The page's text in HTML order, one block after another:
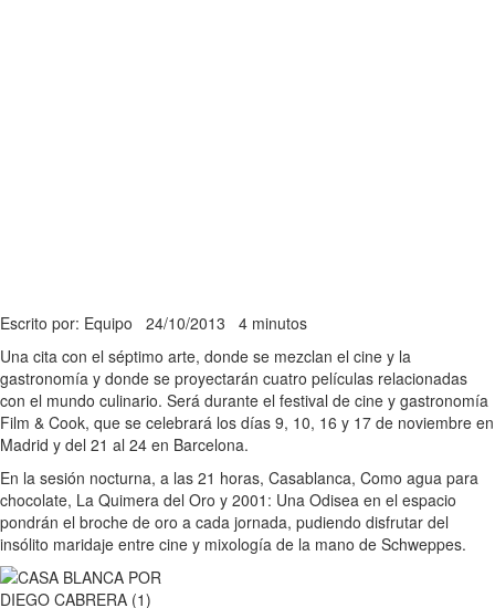
Escrito por: Equipo 24/10/2013 4 minutos
Una cita con el séptimo arte, donde se mezclan el cine y la
gastronomía y donde se proyectarán cuatro películas relacionadas
con el mundo culinario. Será durante el festival de cine y gastronomía
Film & Cook, que se celebrará los días 9, 10, 16 y 17 de noviembre en
Madrid y del 21 al 24 en Barcelona.
En la sesión nocturna, a las 21 horas, Casablanca, Como agua para
chocolate, La Quimera del Oro y 2001: Una Odisea en el espacio
pondrán el broche de oro a cada jornada, pudiendo disfrutar del
insólito maridaje entre cine y mixología de la mano de Schweppes.